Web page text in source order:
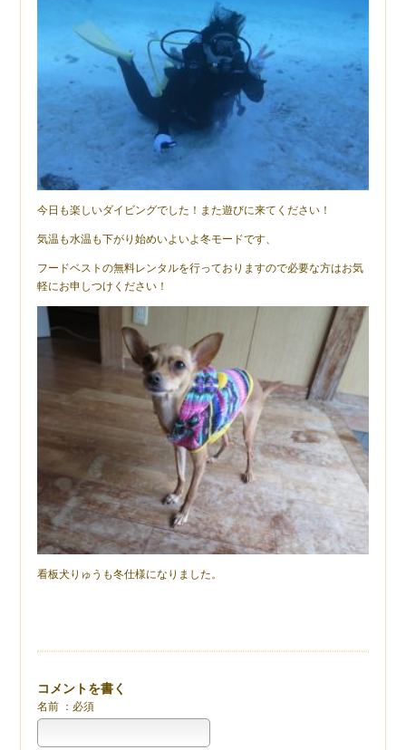
今日も楽しいダイビングでした！また遊びに来てください！
気温も水温も下がり始めいよいよ冬モードです、
フードベストの無料レンタルを行っておりますので必要な方はお気
軽にお申しつけください！
看板犬りゅうも冬仕様になりました。
コメントを書く
名前 ：必須